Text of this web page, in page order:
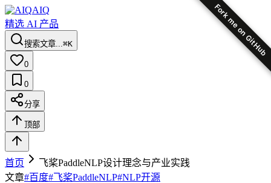
Fork me on GitHub
AIQ
精选 AI 产品
搜索文章...⌘K
0
0
分享
顶部
首页
飞桨PaddleNLP设计理念与产业实践
文章#百度#飞桨PaddleNLP#NLP开源